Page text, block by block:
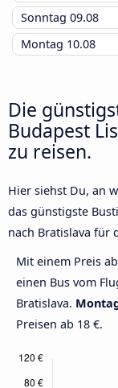
Sonntag 09.08
Montag 10.08
Die
Budapest
zu reisen.
Hier siehst Du, an
das günstigste
nach Bratislava für
Mit einem Preis
einen Bus vom
Bratislava.
Preisen ab 18 €.